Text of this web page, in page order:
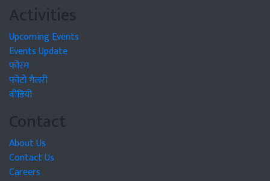
Activities
Upcoming Events
Events Update
फोरम
फोटो गैलरी
वीडियो
Contact
About Us
Contact Us
Careers